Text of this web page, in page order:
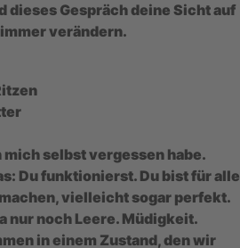
dieses Gespräch deine Sicht auf
verändern.
selbst vergessen habe.
Du funktionierst. Du bist für alle
vielleicht sogar perfekt.
nur noch Leere. Müdigkeit.
in einem Zustand, den wir